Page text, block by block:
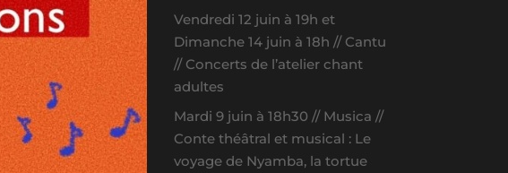
Vendredi 12 juin à 19h et
Dimanche 14 juin à 18h // Cantu
// Concerts de l’atelier chant
adultes
Mardi 9 juin à 18h30 // Musica //
Conte théâtral et musical : Le
voyage de Nyamba, la tortue